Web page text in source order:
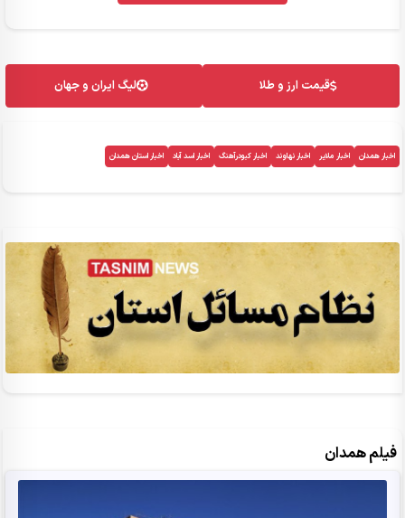
قیمت ارز و طلا لیگ ایران و جهان
اخبار همدان اخبار ملایر اخبار نهاوند اخبار کبودرآهنگ اخبار اسد آباد اخبار استان همدان
فیلم همدان